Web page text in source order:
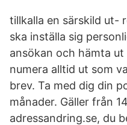
tillkalla en särskild ut-
ska inställa sig
ansökan och hämta
numera alltid ut som
brev. Ta med dig din
månader. Gäller från
adressandring.se, du